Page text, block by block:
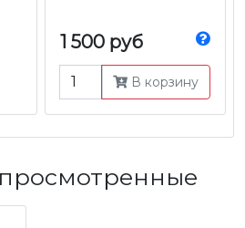
1 500 руб
В корзину